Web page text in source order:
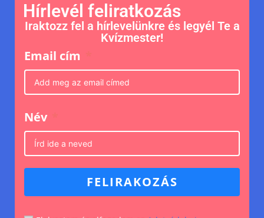
Hírlevél feliratkozás
Iraktozz fel a hírlevelünkre és legyél Te a
Kvízmester!
Email cím
Név
FELIRAKOZÁS